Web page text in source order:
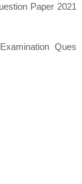
Paper 2021
Ques